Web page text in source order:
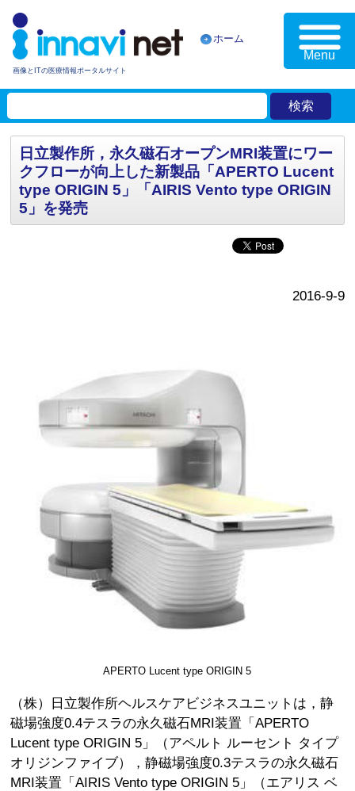
画像とITの医療情報ポータルサイト
ホーム
Menu
日立製作所，永久磁石オープンMRI装置にワー
クフローが向上した新製品「APERTO Lucent
type ORIGIN 5」「AIRIS Vento type ORIGIN
5」を発売
2016-9-9
APERTO Lucent type ORIGIN 5
（株）日立製作所ヘルスケアビジネスユニットは，静
磁場強度0.4テスラの永久磁石MRI装置「APERTO
Lucent type ORIGIN 5」（アペルト ルーセント タイプ
オリジンファイブ），静磁場強度0.3テスラの永久磁石
MRI装置「AIRIS Vento type ORIGIN 5」（エアリス ベ